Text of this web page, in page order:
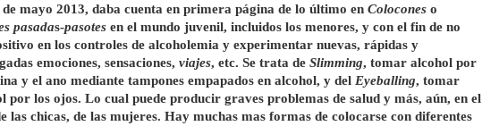
de mayo 2013, daba cuenta en primera página de lo último en Colocones o
pasadas-pasotes en el mundo juvenil, incluidos los menores, y con el fin de no
en los controles de alcoholemia y experimentar nuevas, rápidas y
emociones, sensaciones, viajes, etc. Se trata de Slimming, tomar alcohol por
y el ano mediante tampones empapados en alcohol, y del Eyeballing, tomar
por los ojos. Lo cual puede producir graves problemas de salud y más, aún, en el
las chicas, de las mujeres. Hay muchas mas formas de colocarse con diferentes